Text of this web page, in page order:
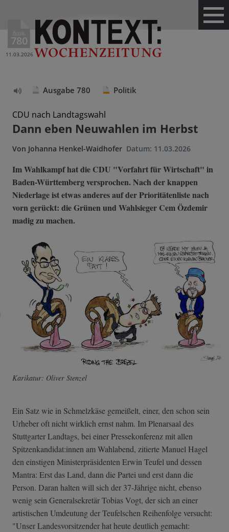
Ausg.
780
11.03.2026
vorlesen
Ausgabe 780 Politik
CDU nach Landtagswahl
Dann eben Neuwahlen im Herbst
Von Johanna Henkel-Waidhofer Datum: 11.03.2026
Im Wahlkampf hat die CDU "Vorfahrt für Wirtschaft" in
Baden-Württemberg versprochen. Nach der knappen
Niederlage ist etwas anderes auf der Prioritätenliste nach
vorn gerückt: die Grünen und Wahlsieger Cem Özdemir
madig zu machen.
Karikatur: Oliver Stenzel
Ein Satz wie in Schmelzkäse gemeißelt, einer, den schon sein
Urheber oft nicht wirklich ernst nahm. Im Plenarsaal des
Stuttgarter Landtags, bei einer Pressekonferenz mit allen
Spitzenkandidat:innen am Wahlabend, zitierte Manuel Hagel
den einstigen Ministerpräsidenten Erwin Teufel und dessen
Mantra: Erst das Land, dann die Partei und erst dann die
Person. Daran halten will sich der 37-Jährige nicht, ebenso
wenig sein Generalsekretär Tobias Vogt, der sich an einer
artistischen Umdeutung der Teufelschen Reihenfolge versucht:
"Unser Landesvorsitzender hat heute deutlich gemacht: